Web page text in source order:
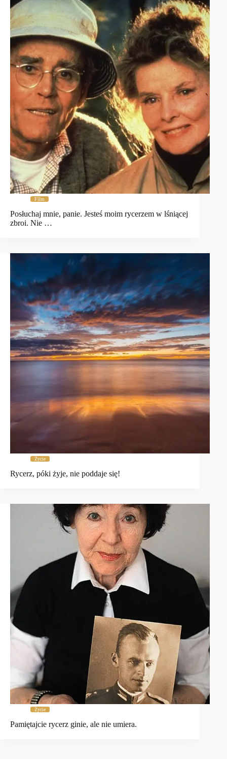
Film
Posłuchaj mnie, panie. Jesteś moim rycerzem w lśniącej
zbroi. Nie …
Życie
Rycerz, póki żyje, nie poddaje się!
Życie
Pamiętajcie rycerz ginie, ale nie umiera.